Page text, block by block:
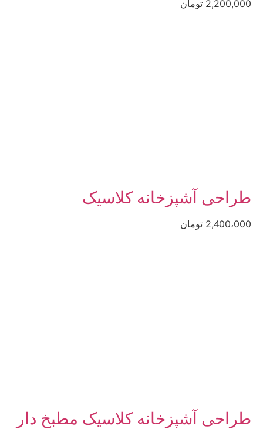
2,200,000 تومان
طراحی آشپزخانه کلاسیک
2,400،000 تومان
طراحی آشپزخانه کلاسیک مطبخ دار